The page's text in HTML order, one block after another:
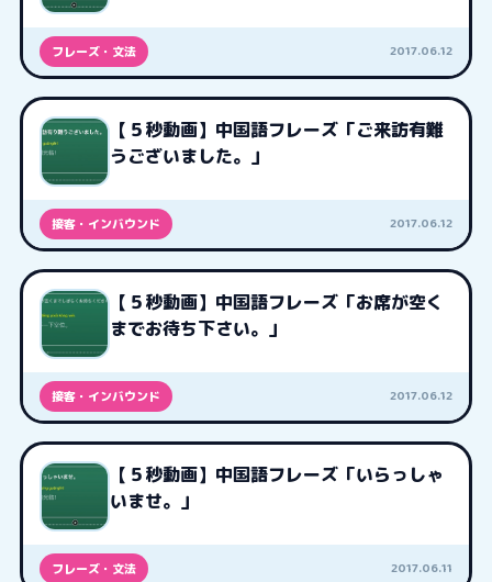
フレーズ・文法 2017.06.12
【５秒動画】中国語フレーズ「ご来訪有難
うございました。」
接客・インバウンド 2017.06.12
【５秒動画】中国語フレーズ「お席が空く
までお待ち下さい。」
接客・インバウンド 2017.06.12
【５秒動画】中国語フレーズ「いらっしゃ
いませ。」
フレーズ・文法 2017.06.11